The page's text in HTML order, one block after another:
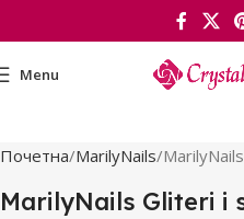
Menu
Почетна MarilyNails
MarilyNails Gliteri i